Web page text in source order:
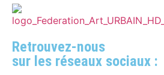
Retrouvez-nous
sur les réseaux sociaux :